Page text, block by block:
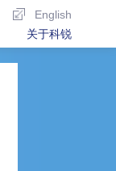
English
关于科锐